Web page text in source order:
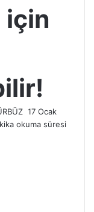
için
Bir
e-
17 Ocak
okuma süresi